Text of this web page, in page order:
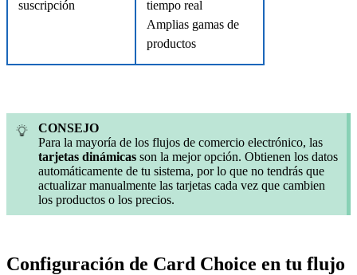
suscripción
tiempo real
Amplias gamas de
productos
CONSEJO
Para la mayoría de los flujos de comercio electrónico, las
tarjetas dinámicas son la mejor opción. Obtienen los datos
automáticamente de tu sistema, por lo que no tendrás que
actualizar manualmente las tarjetas cada vez que cambien
los productos o los precios.
Configuración de Card Choice en tu flujo